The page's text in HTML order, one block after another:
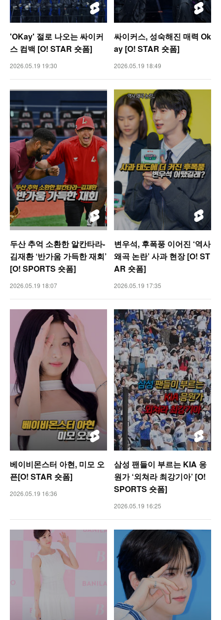
'OKay' 절로 나오는 싸이커
스 컴백 [O! STAR 숏폼]
2026.05.19 19:30
싸이커스, 성숙해진 매력 Ok
ay [O! STAR 숏폼]
2026.05.19 18:49
두산 추억 소환한 알칸타라-
김재환 ‘반가움 가득한 재회’
[O! SPORTS 숏폼]
2026.05.19 18:07
변우석, 후폭풍 이어진 ‘역사
왜곡 논란’ 사과 현장 [O! ST
AR 숏폼]
2026.05.19 17:35
베이비몬스터 아현, 미모 오
픈[O! STAR 숏폼]
2026.05.19 16:36
삼성 팬들이 부르는 KIA 응
원가 ‘외쳐라 최강기아’ [O!
SPORTS 숏폼]
2026.05.19 16:25